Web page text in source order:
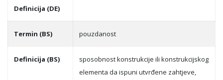
Definicija (DE)
Termin (BS) pouzdanost
Definicija (BS)
sposobnost konstrukcije ili konstrukcijskog
elementa da ispuni utvrđene zahtjeve,